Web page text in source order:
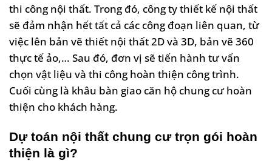
thi công nội thất. Trong đó, công ty thiết kế nội thất
sẽ đảm nhận hết tất cả các công đoạn liên quan, từ
việc lên bản vẽ thiết nội thất 2D và 3D, bản vẽ 360
thực tế ảo,… Sau đó, đơn vị sẽ tiến hành tư vấn
chọn vật liệu và thi công hoàn thiện công trình.
Cuối cùng là khâu bàn giao căn hộ chung cư hoàn
thiện cho khách hàng.
Dự toán nội thất chung cư trọn gói hoàn
thiện là gì?